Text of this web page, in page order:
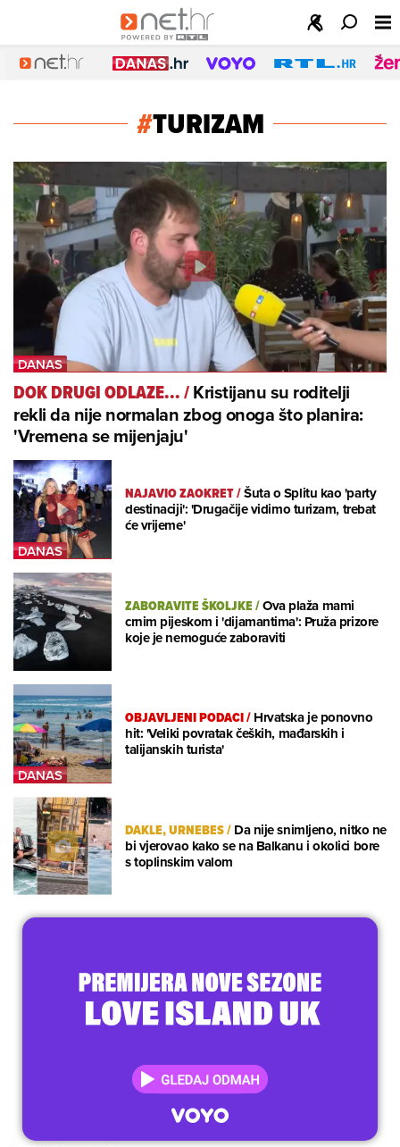
#TURIZAM
DOK DRUGI ODLAZE.../Kristijanu su roditelji
rekli da nije normalan zbog onoga što planira:
'Vremena se mijenjaju'
NAJAVIO ZAOKRET/Šuta o Splitu kao 'party
destinaciji': 'Drugačije vidimo turizam, trebat
će vrijeme'
ZABORAVITE ŠKOLJKE/Ova plaža mami
crnim pijeskom i 'dijamantima': Pruža prizore
koje je nemoguće zaboraviti
OBJAVLJENI PODACI/Hrvatska je ponovno
hit: 'Veliki povratak čeških, mađarskih i
talijanskih turista'
DAKLE, URNEBES/Da nije snimljeno, nitko ne
bi vjerovao kako se na Balkanu i okolici bore
s toplinskim valom